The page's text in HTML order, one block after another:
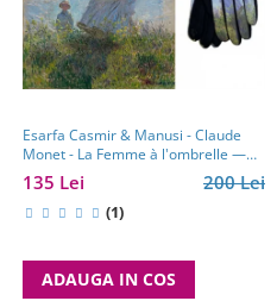
Esarfa Casmir & Manusi - Claude
Monet - La Femme à l'ombrelle —
Madame Monet et son fils
200 Lei
135 Lei
(1)
ADAUGA IN COS